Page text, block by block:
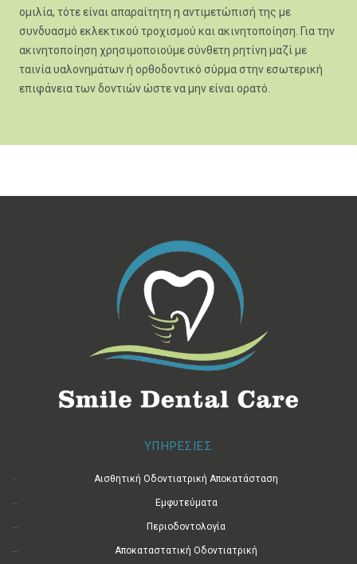
ομιλία, τότε είναι απαραίτητη η αντιμετώπισή της με
συνδυασμό εκλεκτικού τροχισμού και ακινητοποίηση. Για την
ακινητοποίηση χρησιμοποιούμε σύνθετη ρητίνη μαζί με
ταινία υαλονημάτων ή ορθοδοντικό σύρμα στην εσωτερική
επιφάνεια των δοντιών ώστε να μην είναι ορατό.
ΥΠΗΡΕΣΙΕΣ
Αισθητική Οδοντιατρική Αποκατάσταση
Εμφυτεύματα
Περιοδοντολογία
Αποκαταστατική Οδοντιατρική